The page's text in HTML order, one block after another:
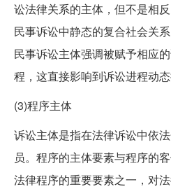
讼法律关系的主体，但不是相
民事诉讼中静态的复合社会关
民事诉讼主体强调被赋予相应
程，这直接影响到诉讼进程动态
(3)程序主体
诉讼主体是指在法律诉讼中依
员。程序的主体要素与程序的
法律程序的重要要素之一，对